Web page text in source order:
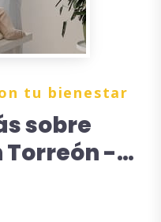
tu bienestar
sobre
Torreón -